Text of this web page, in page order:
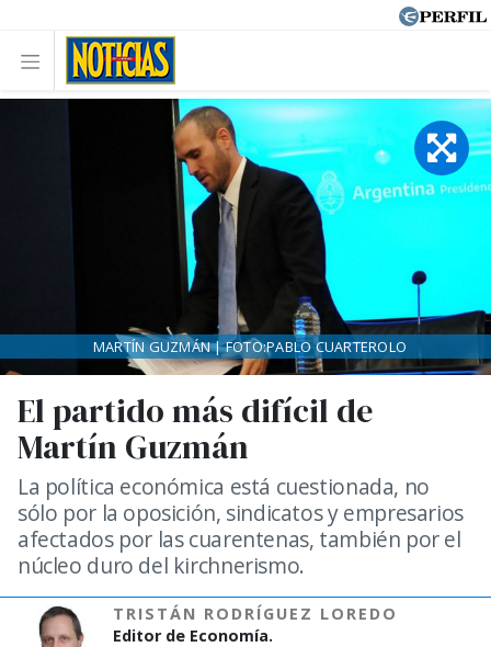
El partido más difícil de
Martín Guzmán
La política económica está cuestionada, no
sólo por la oposición, sindicatos y empresarios
afectados por las cuarentenas, también por el
núcleo duro del kirchnerismo.
TRISTÁN RODRÍGUEZ LOREDO
Editor de Economía.
MARTÍN GUZMÁN | FOTO:PABLO CUARTEROLO